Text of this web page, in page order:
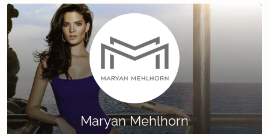
Maryan Mehlhorn